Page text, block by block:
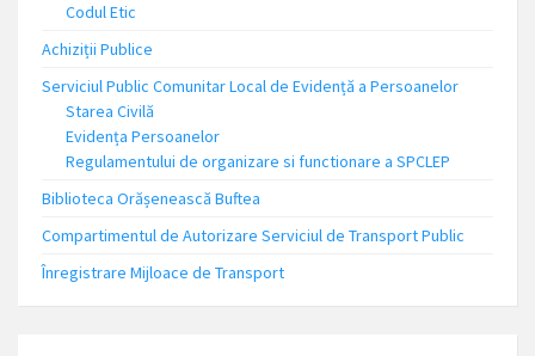
Codul Etic
Achiziții Publice
Serviciul Public Comunitar Local de Evidență a Persoanelor
Starea Civilă
Evidența Persoanelor
Regulamentului de organizare si functionare a SPCLEP
Biblioteca Orășenească Buftea
Compartimentul de Autorizare Serviciul de Transport Public
Înregistrare Mijloace de Transport